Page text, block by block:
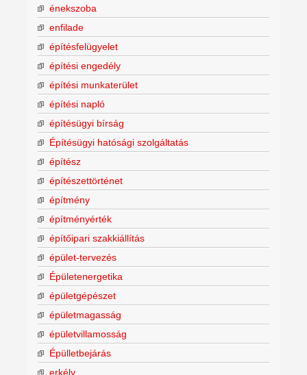
énekszoba
enfilade
építésfelügyelet
építési engedély
építési munkaterület
építési napló
építésügyi bírság
Építésügyi hatósági szolgáltatás
építész
építészettörténet
építmény
építményérték
építőipari szakkiállítás
épület-tervezés
Épületenergetika
épületgépészet
épületmagasság
épületvillamosság
Épülletbejárás
erkély